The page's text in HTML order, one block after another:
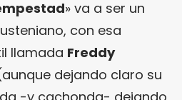
» va a ser un
con esa
llamada Freddy
dejando claro su